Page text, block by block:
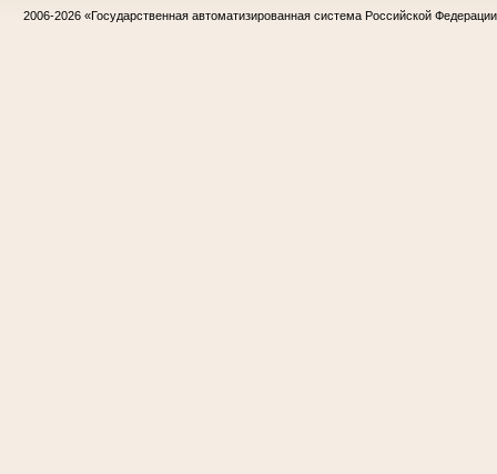
2006-2026 «Государственная автоматизированная система Российской